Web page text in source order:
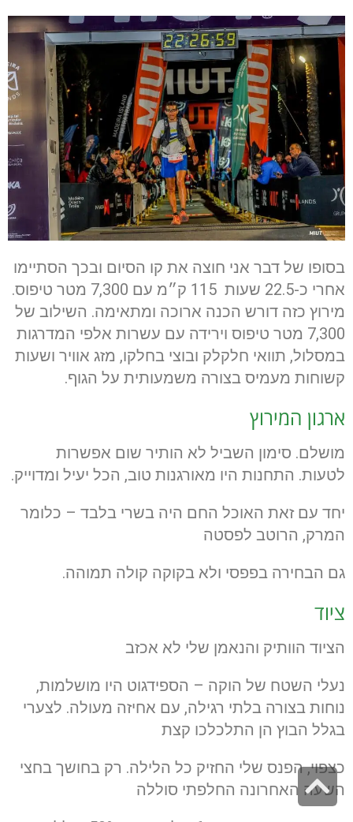
בסופו של דבר אני חוצה את קו הסיום ובכך הסתיימו
אחרי כ-22.5 שעות 115 ק״מ עם 7,300 מטר טיפוס.
מירוץ כזה דורש הכנה ארוכה ומתאימה. השילוב של
7,300 מטר טיפוס וירידה עם עשרות אלפי המדרגות
במסלול, תוואי חלקלק ובוצי בחלקו, מזג אוויר ושעות
קשוחות מעמיס בצורה משמעותית על הגוף.
ארגון המירוץ
מושלם. סימון השביל לא הותיר שום אפשרות
לטעות. התחנות היו מאורגנות טוב, הכל יעיל ומדוייק.
יחד עם זאת האוכל החם היה בשרי בלבד – כלומר
המרק, הרוטב לפסטה
גם הבחירה בפפסי ולא בקוקה קולה תמוהה.
ציוד
הציוד הוותיק והנאמן שלי לא אכזב
נעלי השטח של הוקה – הספידגוט היו מושלמות,
נוחות בצורה בלתי רגילה, עם אחיזה מעולה. לצערי
בגלל הבוץ הן התלכלכו קצת
כצפוי, הפנס שלי החזיק כל הלילה. רק בחושך בחצי
השעה האחרונה החלפתי סוללה
גלילה
לראש